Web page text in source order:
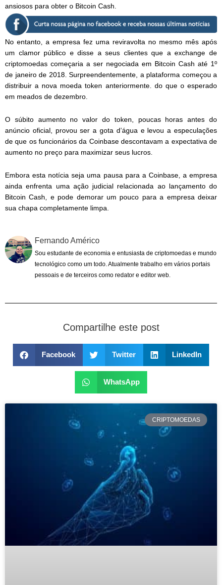
ansiosos para obter o Bitcoin Cash.
No entanto, a empresa fez uma reviravolta no mesmo mês após
um clamor público e disse a seus clientes que a exchange de
criptomoedas começaria a ser negociada em Bitcoin Cash até 1º
de janeiro de 2018. Surpreendentemente, a plataforma começou a
distribuir a nova moeda token anteriormente. do que o esperado
em meados de dezembro.
O súbito aumento no valor do token, poucas horas antes do
anúncio oficial, provou ser a gota d’água e levou a especulações
de que os funcionários da Coinbase descontavam a expectativa de
aumento no preço para maximizar seus lucros.
Embora esta notícia seja uma pausa para a Coinbase, a empresa
ainda enfrenta uma ação judicial relacionada ao lançamento do
Bitcoin Cash, e pode demorar um pouco para a empresa deixar
sua chapa completamente limpa.
Fernando Américo
Sou estudante de economia e entusiasta de criptomoedas e mundo
tecnológico como um todo. Atualmente trabalho em vários portais
pessoais e de terceiros como redator e editor web.
Compartilhe este post
Facebook Twitter LinkedIn
WhatsApp
CRIPTOMOEDAS